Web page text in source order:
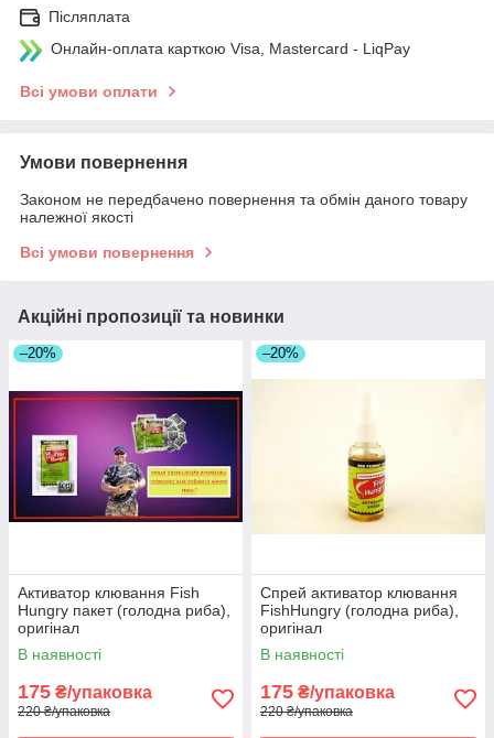
Післяплата
Онлайн-оплата карткою Visa, Mastercard - LiqPay
Всі умови оплати
Умови повернення
Законом не передбачено повернення та обмін даного товару
належної якості
Всі умови повернення
Акційні пропозиції та новинки
–20%
Активатор клювання Fish
Hungry пакет (голодна риба),
оригінал
В наявності
175 ₴/упаковка
220 ₴/упаковка
–20%
Спрей активатор клювання
FishHungry (голодна риба),
оригінал
В наявності
175 ₴/упаковка
220 ₴/упаковка